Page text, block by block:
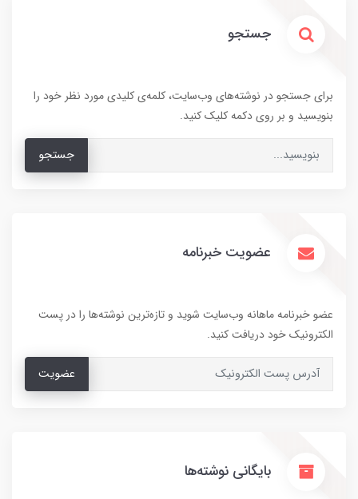
جستجو
برای جستجو در نوشته‌های وب‌سایت، کلمه‌ی کلیدی مورد نظر خود را
بنویسید و بر روی دکمه کلیک کنید.
جستجو
عضویت خبرنامه
عضو خبرنامه ماهانه وب‌سایت شوید و تازه‌ترین نوشته‌ها را در پست
الکترونیک خود دریافت کنید.
عضویت
بایگانی نوشته‌ها